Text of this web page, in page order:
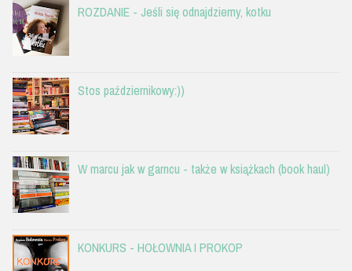
ROZDANIE - Jeśli się odnajdziemy, kotku
Stos październikowy:))
W marcu jak w garncu - także w książkach (book haul)
KONKURS - HOŁOWNIA I PROKOP